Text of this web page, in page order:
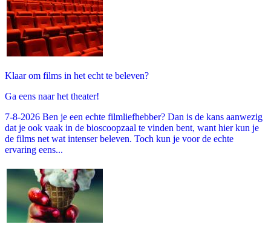
Klaar om films in het echt te beleven?
Ga eens naar het theater!
7-8-2026 Ben je een echte filmliefhebber? Dan is de kans aanwezig
dat je ook vaak in de bioscoopzaal te vinden bent, want hier kun je
de films net wat intenser beleven. Toch kun je voor de echte
ervaring eens...